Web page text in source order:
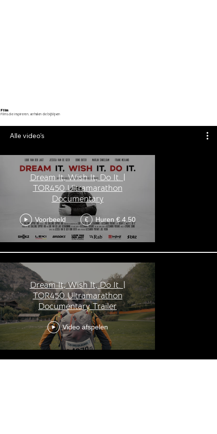
Alle video's
Dream It, Wish It, Do It. |
TOR450 Ultramarathon
Documentary
Voorbeeld € Huren € 4,50
Dream It, Wish It, Do It. |
TOR450 Ultramarathon
Documentary Trailer
Video afspelen
Film
Films die inspireren, verhalen die bijblijven